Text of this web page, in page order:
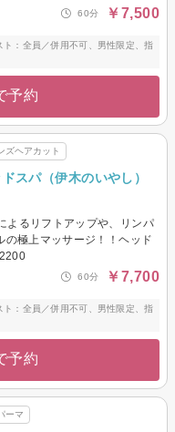
60分 ￥7,500
：全員／併用不可、男性限定、指
予約
ズヘアカット
スパ（伊木のいやし）
よるリフトアップや、リンパ
極上マッサージ！！ヘッド
60分 ￥7,700
：全員／併用不可、男性限定、指
予約
ーマ